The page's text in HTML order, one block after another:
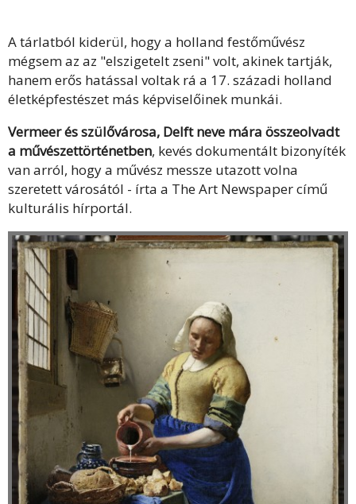
A tárlatból kiderül, hogy a holland festőművész
mégsem az az "elszigetelt zseni" volt, akinek tartják,
hanem erős hatással voltak rá a 17. századi holland
életképfestészet más képviselőinek munkái.
Vermeer és szülővárosa, Delft neve mára összeolvadt
a művészettörténetben, kevés dokumentált bizonyíték
van arról, hogy a művész messze utazott volna
szeretett városától - írta a The Art Newspaper című
kulturális hírportál.